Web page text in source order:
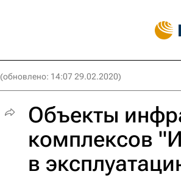
(обновлено: 14:07 29.02.2020)
Объекты
комплексов
в